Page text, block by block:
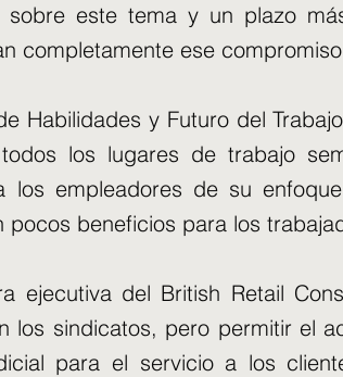
sobre este tema y un plazo
completamente ese
Habilidades y Futuro del
los lugares de trabajo
los empleadores de su
beneficios para los
ejecutiva del British Retail
los sindicatos, pero permitir el
para el servicio a los